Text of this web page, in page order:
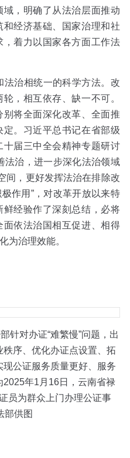
，明确了从法治层面推动
经济基础、国家治理和社
着力以国家各方面工作法
治相统一的科学方法。改
，相互依存、缺一不可。
将全面深化改革、全面推
。习近平总书记在省部级
届三中全会精神专题研讨
法治，进一步深化法治领域
间，更好发挥法治在排除改
作用”，对改革开放以来特
经验作了深刻总结，必将
依法治国相互促进、相得
为治理效能。
针对办证“难繁慢”问题，出
序、优化办证点设置、拓
公证服务质量更好、服务
年1月16日，云南省禄
员为群众上门办理公证事
部供图